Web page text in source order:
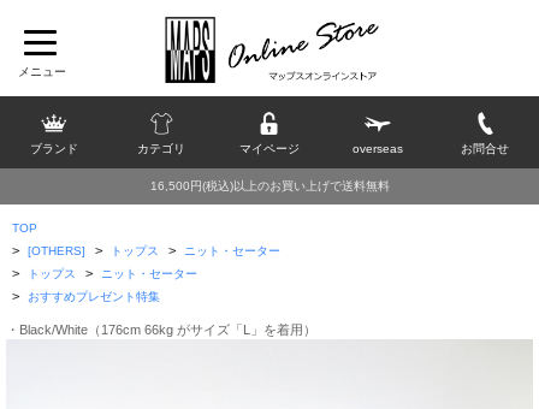
ブランド カテゴリ マイページ overseas お問合せ
16,500円(税込)以上のお買い上げで送料無料
TOP
> [OTHERS] > トップス > ニット・セーター
> トップス > ニット・セーター
> おすすめプレゼント特集
・Black/White（176cm 66kg がサイズ「L」を着用）